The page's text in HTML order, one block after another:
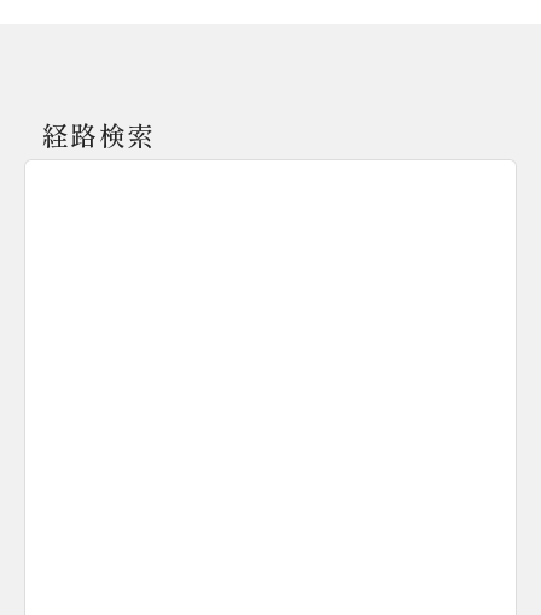
経路検索